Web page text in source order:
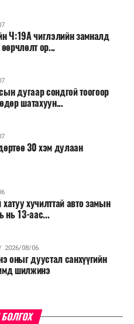
гэж үзжээ.
махаа шууд худалдан авах,
бүтээгдэхүүнээ
хүнсний ногооны нөөц
аж ахуйн нэгжүүдэд
Ч:19А чиглэлийн замналд
өөрчлөлт ор...
дугаар сондгой тоогоор
шатахуун...
30 хэм дулаан
хучилттай авто замын
нь 13-аас...
2026/08/06
оныг дуустал санхүүгийн
шилжинэ